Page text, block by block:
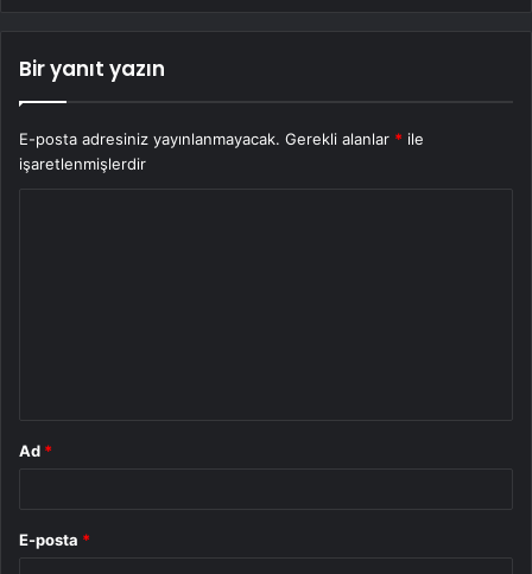
Bir yanıt yazın
E-posta adresiniz yayınlanmayacak. Gerekli alanlar * ile
işaretlenmişlerdir
Ad *
E-posta *